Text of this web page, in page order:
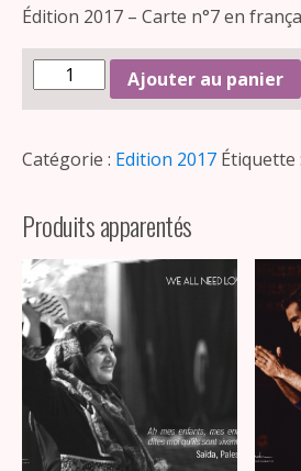
Édition 2017 – Carte n°7 en
Ajouter au panier
Catégorie : Edition 2017 Étiquette :
Produits apparentés